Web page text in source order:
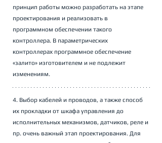
принцип работы можно разработать на этапе
проектирования и реализовать в
программном обеспечении такого
контроллера. В параметрических
контроллерах программное обеспечение
«залито» изготовителем и не подлежит
изменениям.
4. Выбор кабелей и проводов, а также способ
их прокладки от шкафа управления до
исполнительных механизмов, датчиков, реле и
пр. очень важный этап проектирования. Для